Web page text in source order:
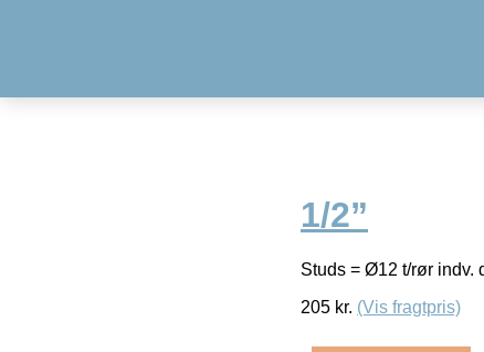
1/2”
Studs = Ø12 t/rør indv.
205 kr. (Vis fragtpris)